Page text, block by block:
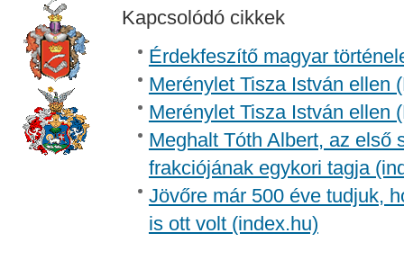
Kapcsolódó cikkek
Érdekfeszítő magyar
Merénylet Tisza István ellen
Merénylet Tisza István ellen
Meghalt Tóth Albert, az első
frakciójának egykori tagja
Jövőre már 500 éve tudjuk,
is ott volt (index.hu)